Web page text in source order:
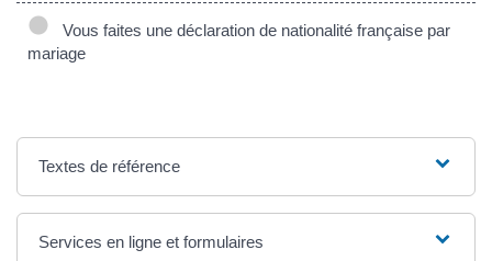
Vous faites une déclaration de nationalité française par
mariage
Textes de référence
Services en ligne et formulaires